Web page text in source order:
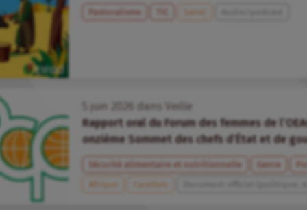
Pastoralisme Sahel
juin dans
Veille
Rapport oral du Forum des femmes de
onzième Sommet des chefs d’État et de
Sécurité alimentaire et nutritionnelle Genre
Afrique
Caraïbes